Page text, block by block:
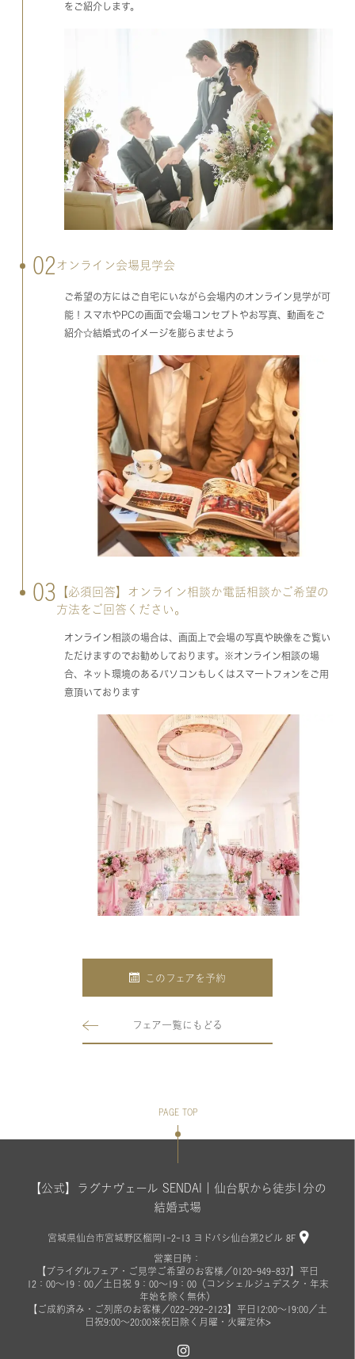
をご紹介します。
02 オンライン会場見学会
ご希望の方にはご自宅にいながら会場内のオンライン見学が可
能！スマホやPCの画面で会場コンセプトやお写真、動画をご
紹介☆結婚式のイメージを膨らませよう
03 【必須回答】オンライン相談か電話相談かご希望の
方法をご回答ください。
オンライン相談の場合は、画面上で会場の写真や映像をご覧い
ただけますのでお勧めしております。※オンライン相談の場
合、ネット環境のあるパソコンもしくはスマートフォンをご用
意頂いております
このフェアを予約
フェア一覧にもどる
PAGE TOP
【公式】ラグナヴェール SENDAI｜仙台駅から徒歩1分の
結婚式場
宮城県仙台市宮城野区榴岡1-2-13 ヨドバシ仙台第2ビル 8F
営業日時：
【ブライダルフェア・ご見学ご希望のお客様／0120-949-837】平日
12：00～19：00／土日祝 9：00～19：00（コンシェルジュデスク・年末
年始を除く無休）
【ご成約済み・ご列席のお客様／022-292-2123】平日12:00～19:00／土
日祝9:00～20:00※祝日除く月曜・火曜定休>